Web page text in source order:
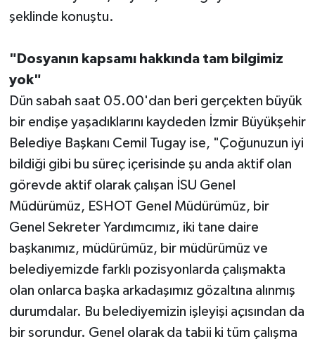
şeklinde konuştu.
"Dosyanın kapsamı hakkında tam bilgimiz
yok"
Dün sabah saat 05.00'dan beri gerçekten büyük
bir endişe yaşadıklarını kaydeden İzmir Büyükşehir
Belediye Başkanı Cemil Tugay ise, "Çoğunuzun iyi
bildiği gibi bu süreç içerisinde şu anda aktif olan
görevde aktif olarak çalışan İSU Genel
Müdürümüz, ESHOT Genel Müdürümüz, bir
Genel Sekreter Yardımcımız, iki tane daire
başkanımız, müdürümüz, bir müdürümüz ve
belediyemizde farklı pozisyonlarda çalışmakta
olan onlarca başka arkadaşımız gözaltına alınmış
durumdalar. Bu belediyemizin işleyişi açısından da
bir sorundur. Genel olarak da tabii ki tüm çalışma